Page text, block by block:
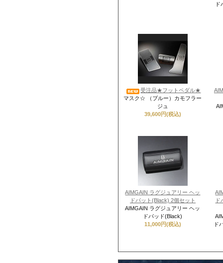
受注品★フットペダル★
マスク☆ （ブルー）カモフラー
ジュ
39,600円(税込)
AIMGAIN ラグジュアリー ヘッ
ドパット(Black) 2個セット
AIMGAIN ラグジュアリー ヘッ
ドパッド(Black)
11,000円(税込)
ド